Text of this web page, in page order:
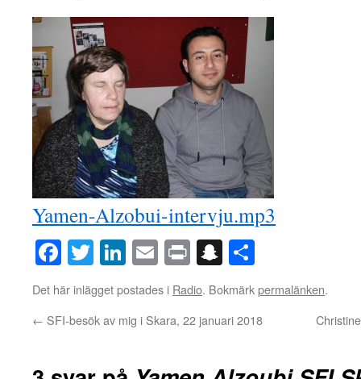
Yamen-Alzobui-intervju.mp3
Facebook
TwitterLinkedIn
EmailPrintSnapchat
Det här inlägget postades i Radio. Bokmärkpermalänken.
← SFI-besök av mig i Skara, 22 januari 2018